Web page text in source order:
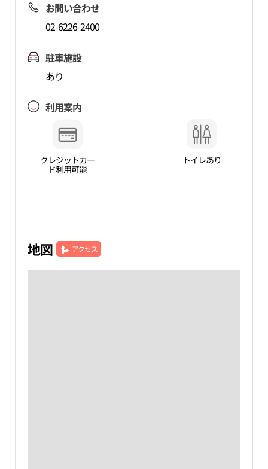
お問い合わせ
02-6226-2400
駐車施設
あり
利用案内
クレジットカー
ド利用可能
トイレあり
地図 アクセス